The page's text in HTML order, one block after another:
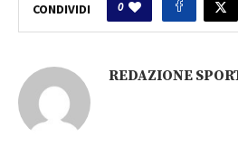
CONDIVIDI 0
REDAZIONE